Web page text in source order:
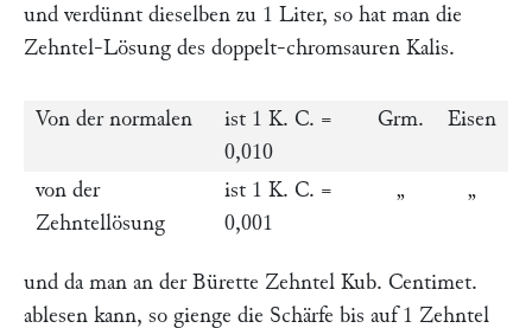
und verdünnt dieselben zu 1 Liter, so hat man die
Zehntel-Lösung des doppelt-chromsauren Kalis.
Von der normalen
ist 1 K. C. =
0,010
Grm. Eisen
von der
Zehntellösung
ist 1 K. C. =
0,001
„ „
und da man an der Bürette Zehntel Kub. Centimet.
ablesen kann, so gienge die Schärfe bis auf 1 Zehntel